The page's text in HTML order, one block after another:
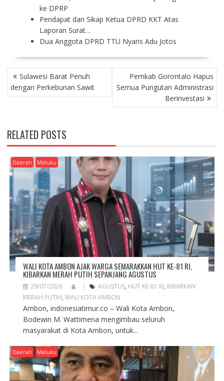
ke DPRP
Pendapat dan Sikap Ketua DPRD KKT Atas
Laporan Surat…
Dua Anggota DPRD TTU Nyaris Adu Jotos
P
O
S
A
V
I
G
A
O
N
Sulawesi Barat Penuh
dengan Perkebunan Sawit
Pemkab Gorontalo Hapus
Semua Pungutan Administrasi
Berinvestasi
RELATED POSTS
Daerah Maluku
WALI KOTA AMBON AJAK WARGA SEMARAKKAN HUT KE-81 RI,
KIBARKAN MERAH PUTIH SEPANJANG AGUSTUS
29/07/2026 AGUSTUS, HUT KE-81 RI, KIBARKAN
MERAH PUTIH, WALI KOTA AMBON
Ambon, indonesiatimur.co – Wali Kota Ambon,
Bodewin M. Wattimena mengimbau seluruh
masyarakat di Kota Ambon, untuk...
Daerah Maluku